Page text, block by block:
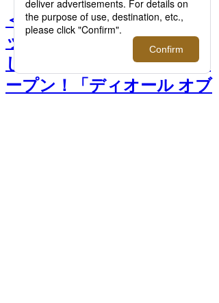
＜DIOR/ディオール＞｜バ
ッグ＆レザーグッズに特化
したメンズブティックがオ
ープン！「ディオール オブ